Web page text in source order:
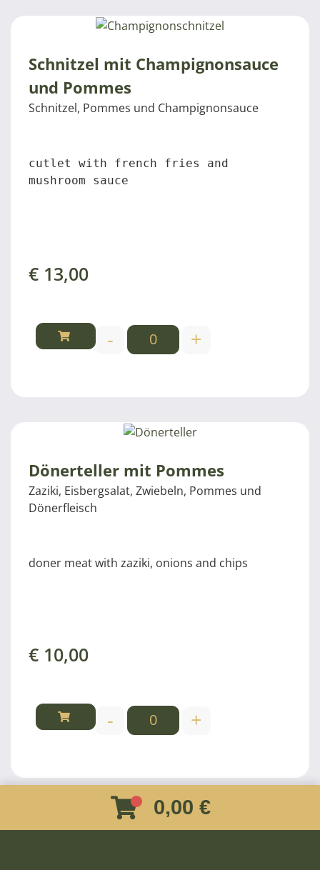
Schnitzel mit Champignonsauce
und Pommes
Schnitzel, Pommes und Champignonsauce
cutlet with french fries and
mushroom sauce
€ 13,00
- +
Dönerteller mit Pommes
Zaziki, Eisbergsalat, Zwiebeln, Pommes und
Dönerfleisch
doner meat with zaziki, onions and chips
€ 10,00
- +
0,00 €